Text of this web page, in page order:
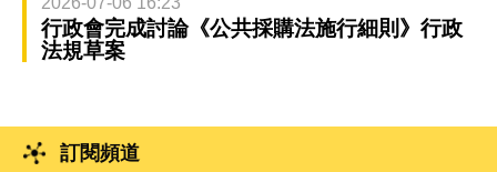
行政會完成討論《公共採購法施行細則》行政
法規草案
訂閱頻道